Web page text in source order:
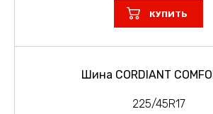
КУПИТЬ
Шина CORDIANT
225/45R17